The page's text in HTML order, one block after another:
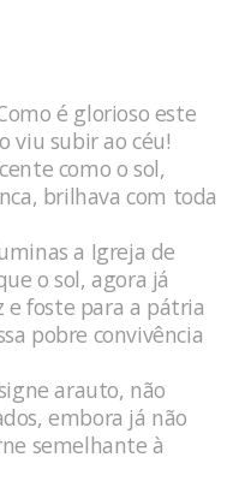
é glorioso este
viu subir ao céu!
como o sol,
brilhava com toda
a Igreja de
o sol, agora já
e foste para a pátria
pobre convivência
arauto, não
embora já não
semelhante à